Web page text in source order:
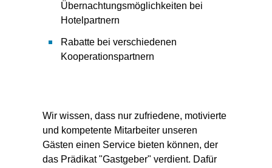
Übernachtungsmöglichkeiten bei
Hotelpartnern
Rabatte bei verschiedenen
Kooperationspartnern
Wir wissen, dass nur zufriedene, motivierte
und kompetente Mitarbeiter unseren
Gästen einen Service bieten können, der
das Prädikat "Gastgeber" verdient. Dafür